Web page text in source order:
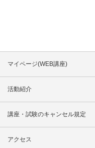
マイページ(WEB講座)
活動紹介
講座・試験のキャンセル規定
アクセス